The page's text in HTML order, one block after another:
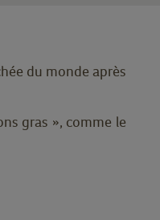
du monde après
gras », comme le